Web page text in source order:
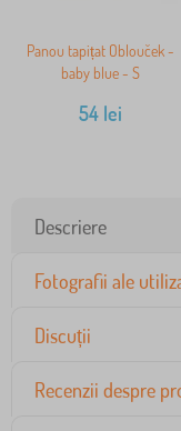
Panou tapițat Oblouček -
baby blue - S
54lei
Descriere
Fotografii ale
Discuții
Recenzii despre